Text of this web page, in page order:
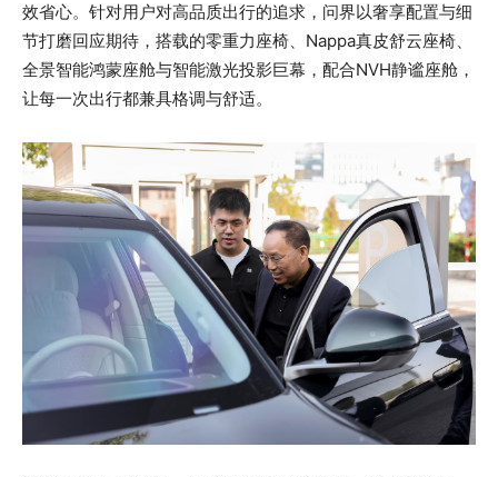
效省心。针对用户对高品质出行的追求，问界以奢享配置与细
节打磨回应期待，搭载的零重力座椅、Nappa真皮舒云座椅、
全景智能鸿蒙座舱与智能激光投影巨幕，配合NVH静谧座舱，
让每一次出行都兼具格调与舒适。